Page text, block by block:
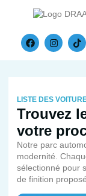
LISTE DES
Trouvez
votre
Notre parc
modernité.
sélectionné pour
de finition